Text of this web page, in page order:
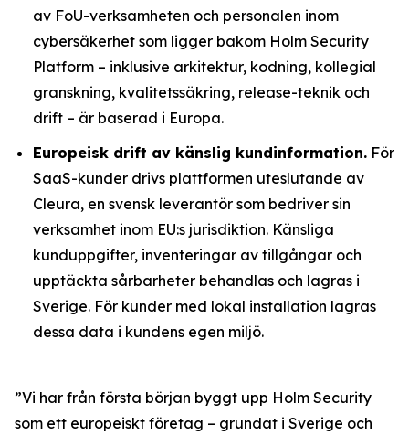
av FoU-verksamheten och personalen inom
cybersäkerhet som ligger bakom Holm Security
Platform – inklusive arkitektur, kodning, kollegial
granskning, kvalitetssäkring, release-teknik och
drift – är baserad i Europa.
Europeisk drift av känslig kundinformation. För
SaaS-kunder drivs plattformen uteslutande av
Cleura, en svensk leverantör som bedriver sin
verksamhet inom EU:s jurisdiktion. Känsliga
kunduppgifter, inventeringar av tillgångar och
upptäckta sårbarheter behandlas och lagras i
Sverige. För kunder med lokal installation lagras
dessa data i kundens egen miljö.
”Vi har från första början byggt upp Holm Security
som ett europeiskt företag – grundat i Sverige och